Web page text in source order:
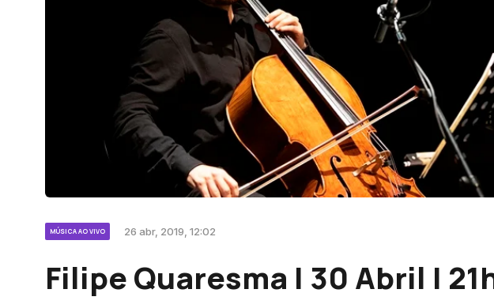
MÚSICA AO VIVO 26 abr, 2019, 12:02
Filipe Quaresma | 30 Abril |